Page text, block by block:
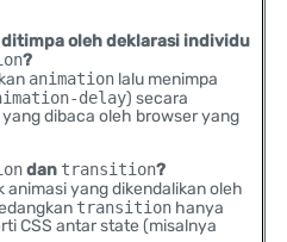
ditimpa oleh deklarasi individu
?
animation lalu menimpa
delay) secara
dibaca oleh browser yang
dan transition?
animasi yang dikendalikan oleh
transition hanya
CSS antar state (misalnya